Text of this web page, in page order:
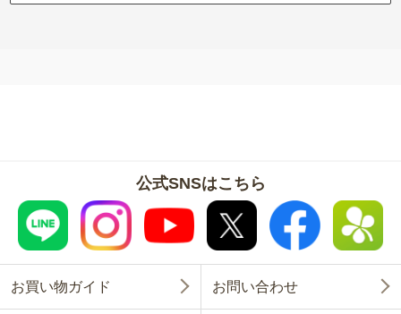
公式SNSはこちら
お買い物ガイド お問い合わせ